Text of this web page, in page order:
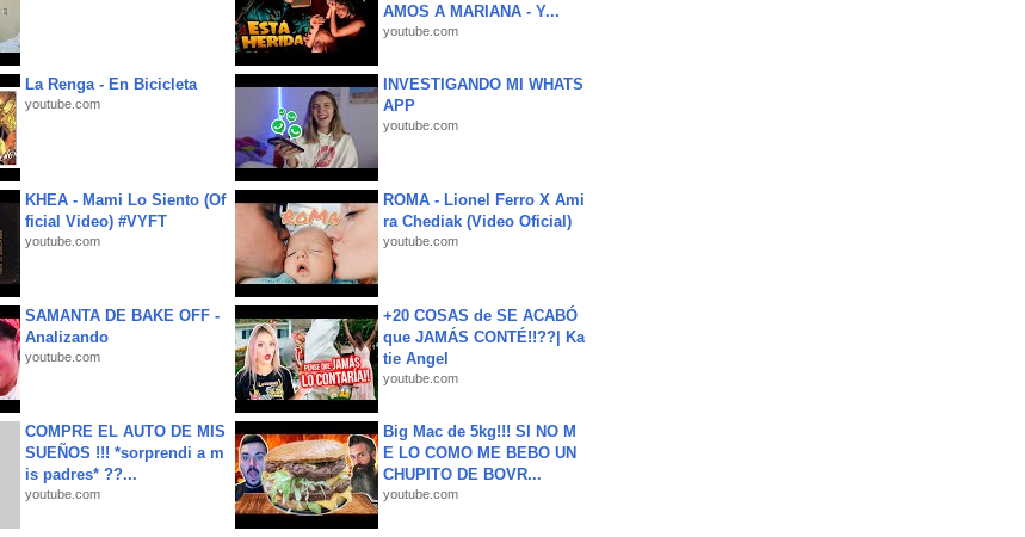
AMOS A MARIANA - Y...
youtube.com
La Renga - En Bicicleta
youtube.com
INVESTIGANDO MI WHATS
APP
youtube.com
KHEA - Mami Lo Siento (Of
ficial Video) #VYFT
youtube.com
ROMA - Lionel Ferro X Ami
ra Chediak (Video Oficial)
youtube.com
SAMANTA DE BAKE OFF -
Analizando
youtube.com
+20 COSAS de SE ACABÓ
que JAMÁS CONTÉ!!??| Ka
tie Angel
youtube.com
COMPRE EL AUTO DE MIS
SUEÑOS !!! *sorprendi a m
is padres* ??...
youtube.com
Big Mac de 5kg!!! SI NO M
E LO COMO ME BEBO UN
CHUPITO DE BOVR...
youtube.com